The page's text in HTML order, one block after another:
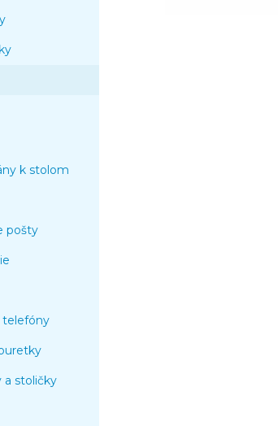
k stolom
pošty
telefóny
a stoličky